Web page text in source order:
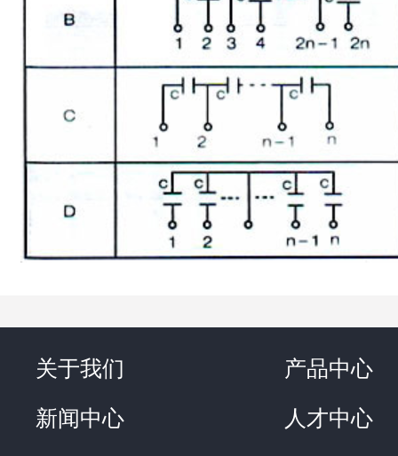
关于我们
产品中心
新闻中心
人才中心